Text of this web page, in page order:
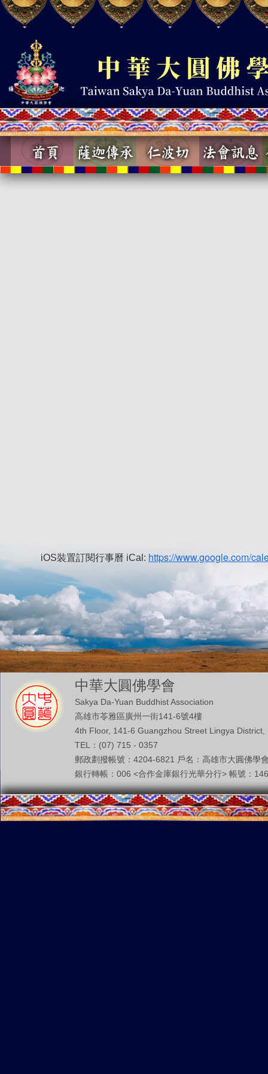
iOS裝置訂閱行事曆 iCal: https://www.google.com/
中華大圓佛學會
Sakya Da-Yuan Buddhist Association
高雄市苓雅區廣州一街141-6號4樓
4th Floor, 141-6 Guangzhou Street Lingya District,
TEL：(07) 715 - 0357
郵政劃撥帳號：4204-6821 戶名：高雄市大圓佛學
銀行轉帳：006 <合作金庫銀行光華分行> 帳號：